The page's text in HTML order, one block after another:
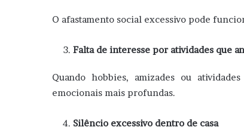
O afastamento social excessivo pode
Falta de interesse por atividades que
Quando hobbies, amizades ou
emocionais mais profundas.
Silêncio excessivo dentro de casa